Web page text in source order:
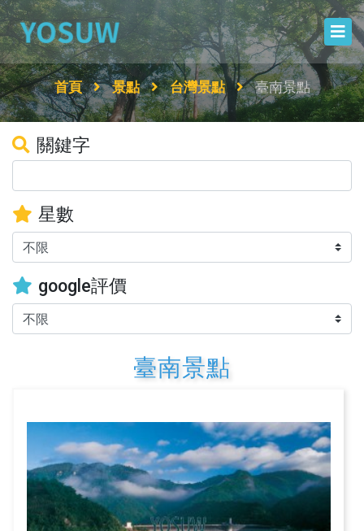
首頁 景點 台灣景點 臺南景點
關鍵字
星數
google評價
臺南景點